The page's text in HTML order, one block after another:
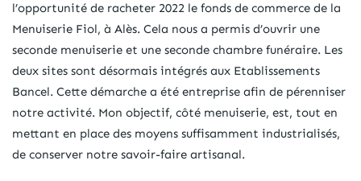
l’opportunité de racheter 2022 le fonds de commerce de la
Menuiserie Fiol, à Alès. Cela nous a permis d’ouvrir une
seconde menuiserie et une seconde chambre funéraire. Les
deux sites sont désormais intégrés aux Etablissements
Bancel. Cette démarche a été entreprise afin de pérenniser
notre activité. Mon objectif, côté menuiserie, est, tout en
mettant en place des moyens suffisamment industrialisés,
de conserver notre savoir-faire artisanal.